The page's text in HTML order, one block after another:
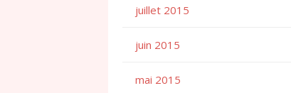
juillet 2015
juin 2015
mai 2015